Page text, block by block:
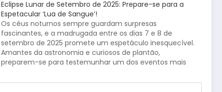
Eclipse Lunar de Setembro de 2025: Prepare-se para a
Espetacular ‘Lua de Sangue’!
Os céus noturnos sempre guardam surpresas
fascinantes, e a madrugada entre os dias 7 e 8 de
setembro de 2025 promete um espetáculo inesquecível.
Amantes da astronomia e curiosos de plantão,
preparem-se para testemunhar um dos eventos mais
total, carinhosamente apelidado de “Lua…